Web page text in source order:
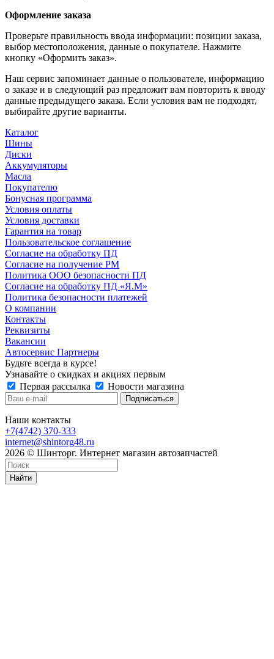
Оформление заказа
Проверьте правильность ввода информации: позиции заказа,
выбор местоположения, данные о покупателе. Нажмите
кнопку «Оформить заказ».
Наш сервис запоминает данные о пользователе, информацию
о заказе и в следующий раз предложит вам повторить к вводу
данные предыдущего заказа. Если условия вам не подходят,
выбирайте другие варианты.
Каталог
Шины
Диски
Аккумуляторы
Масла
Покупателю
Бонусная программа
Условия оплаты
Условия доставки
Гарантия на товар
Пользовательское соглашение
Согласие на обработку ПД
Согласие на получение РМ
Политика ООО безопасности ПД
Согласие на обработку ПД «Я.М»
Политика безопасности платежей
О компании
Контакты
Реквизиты
Вакансии
Автосервис Партнеры
Будьте всегда в курсе!
Узнавайте о скидках и акциях первым
Первая рассылка
Новости магазина
Наши контакты
+7(4742) 370-333
internet@shintorg48.ru
2026 © Шинторг. Интернет магазин автозапчастей
Найти